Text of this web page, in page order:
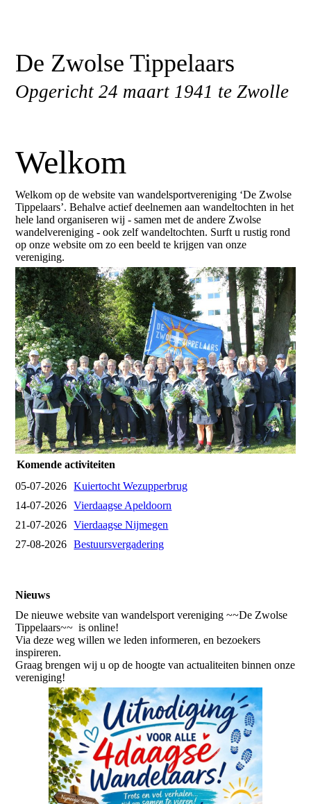
De Zwolse Tippelaars
Opgericht 24 maart 1941 te Zwolle
Welkom
Welkom op de website van wandelsportvereniging ‘De Zwolse
Tippelaars’. Behalve actief deelnemen aan wandeltochten in het
hele land organiseren wij - samen met de andere Zwolse
wandelvereniging - ook zelf wandeltochten. Surft u rustig rond
op onze website om zo een beeld te krijgen van onze
vereniging.
Komende activiteiten
05-07-2026
Kuiertocht Wezupperbrug
14-07-2026
Vierdaagse Apeldoorn
21-07-2026
Vierdaagse Nijmegen
27-08-2026
Bestuursvergadering
Nieuws
De nieuwe website van wandelsport vereniging ~~De Zwolse
Tippelaars~~ is online!
Via deze weg willen we leden informeren, en bezoekers
inspireren.
Graag brengen wij u op de hoogte van actualiteiten binnen onze
vereniging!